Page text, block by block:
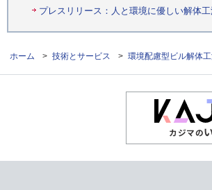
プレスリリース：人と環境に優しい解体
ホーム > 技術とサービス > 環境配慮型ビル解体
カジマの